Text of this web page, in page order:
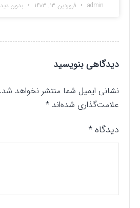
admin فروردین ۱۳, ۱۴۰۳ بدون دیدگاه
دیدگاهی بنویسید
نشانی ایمیل شما منتشر نخواهد شد.
علامت‌گذاری شده‌اند*
دیدگاه*